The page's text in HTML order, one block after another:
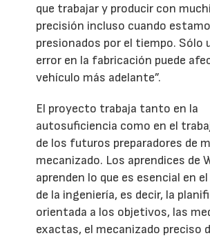
que trabajar y producir con
precisión incluso cuando
presionados por el tiempo. Sólo
error en la fabricación puede
vehículo más adelante”.
El proyecto trabaja tanto en la
autosuficiencia como en el
de los futuros preparadores de
mecanizado. Los aprendices de
aprenden lo que es esencial en
de la ingeniería, es decir, la
orientada a los objetivos, las
exactas, el mecanizado preciso